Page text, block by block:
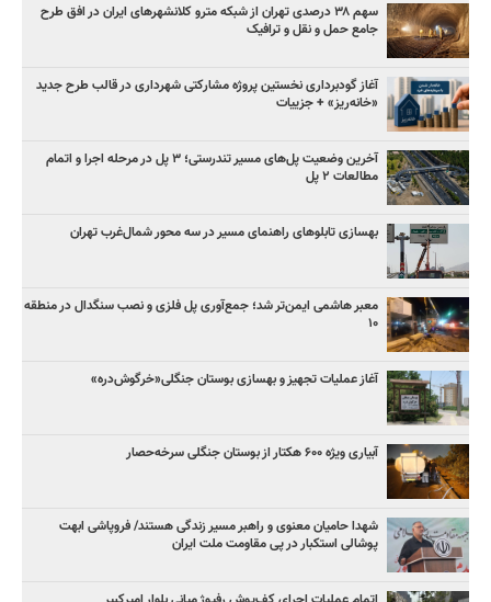
سهم ۳۸ درصدی تهران از شبکه مترو کلانشهرهای ایران در افق طرح
جامع حمل و نقل و ترافیک
آغاز گودبرداری نخستین پروژه مشارکتی شهرداری در قالب طرح جدید
«خانه‌ریز» + جزییات
آخرین وضعیت پل‌های مسیر تندرستی؛ ۳ پل در مرحله اجرا و اتمام
مطالعات ۲ پل
بهسازی تابلوهای راهنمای مسیر در سه محور شمال‌غرب تهران
معبر هاشمی ایمن‌تر شد؛ جمع‌آوری پل فلزی و نصب سنگدال در منطقه
۱۰
آغاز عملیات تجهیز و بهسازی بوستان جنگلی«خرگوش‌دره»
آبیاری ویژه ۶۰۰ هکتار از بوستان جنگلی سرخه‌حصار
شهدا حامیان معنوی و راهبر مسیر زندگی هستند/ فروپاشی ابهت
پوشالی استکبار در پی مقاومت ملت ایران